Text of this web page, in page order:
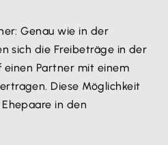
Genau wie in der
sich die Freibeträge in der
einen Partner mit einem
Diese Möglichkeit
in den